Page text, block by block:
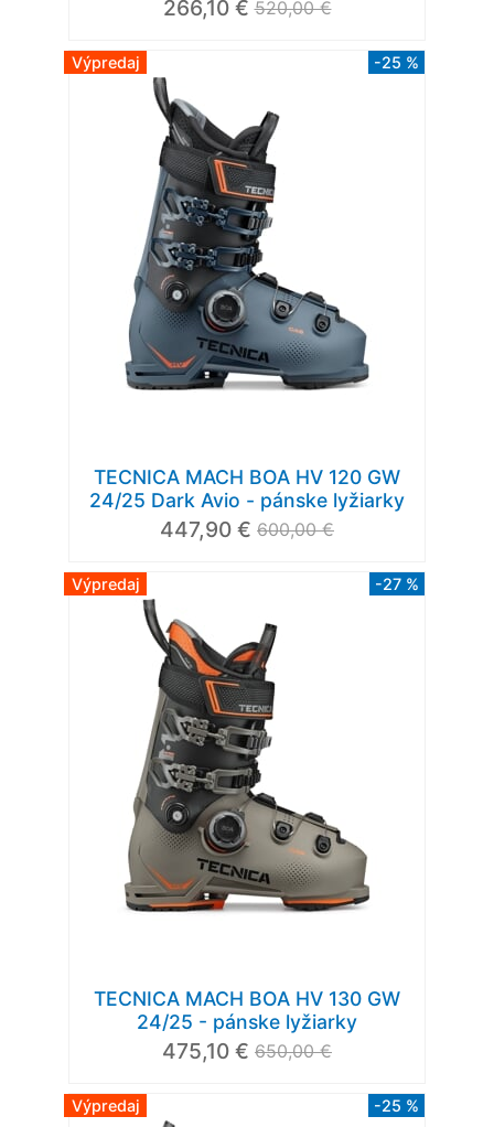
266,10 € 520,00 €
Výpredaj -25 %
TECNICA MACH BOA HV 120 GW
24/25 Dark Avio - pánske lyžiarky
447,90 € 600,00 €
Výpredaj -27 %
TECNICA MACH BOA HV 130 GW
24/25 - pánske lyžiarky
475,10 € 650,00 €
Výpredaj -25 %